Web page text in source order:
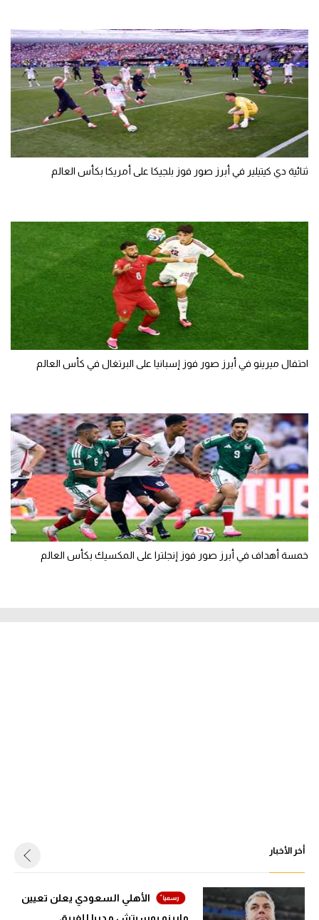
ثنائية دي كيتيلير في أبرز صور فوز بلجيكا على أمريكا بكأس العالم
احتفال ميرينو في أبرز صور فوز إسبانيا على البرتغال في كأس العالم
خمسة أهداف في أبرز صور فوز إنجلترا على المكسيك بكأس العالم
أخر الأخبار
الأهلي السعودي يعلن تعيين